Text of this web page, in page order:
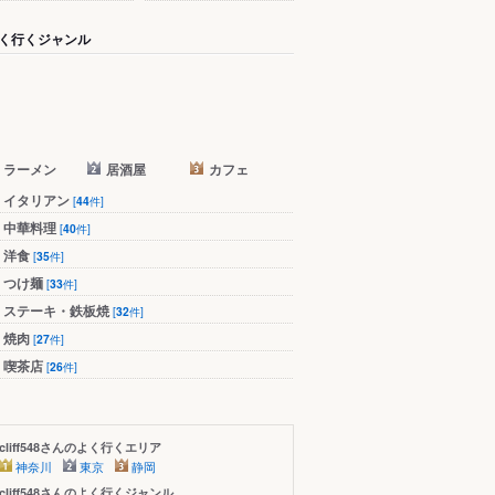
行くジャンル
ラーメン 居酒屋
カフェ
イタリアン [44件]
中華料理 [40件]
洋食 [35件]
つけ麺 [33件]
ステーキ・鉄板焼[32件]
焼肉 [27件]
喫茶店 [26件]
cliff548さんのよく行くエリア
神奈川 東京 静岡